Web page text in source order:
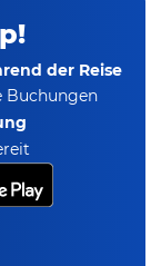
der Reise
Buchungen